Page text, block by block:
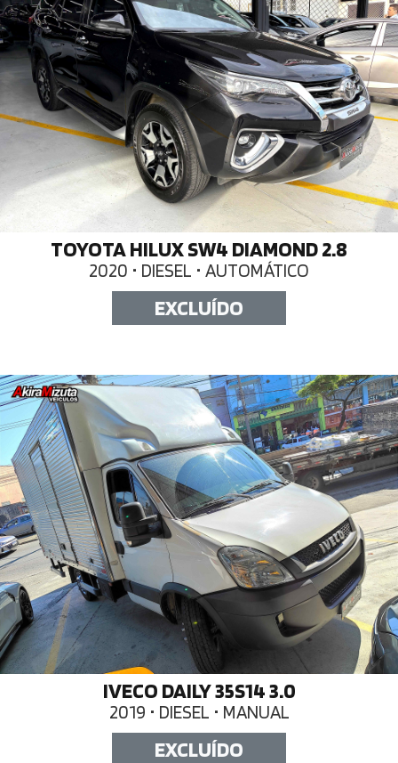
TOYOTA HILUX SW4 DIAMOND 2.8
2020 • DIESEL • AUTOMÁTICO
EXCLUÍDO
IVECO DAILY 35S14 3.0
2019 • DIESEL • MANUAL
EXCLUÍDO